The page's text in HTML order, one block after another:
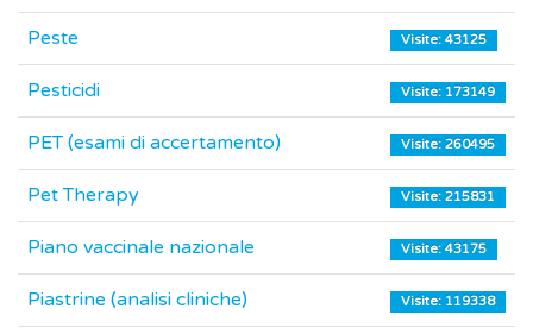
Peste Visite: 43125
Pesticidi Visite: 173149
PET (esami di accertamento) Visite: 260495
Pet Therapy Visite: 215831
Piano vaccinale nazionale Visite: 43175
Piastrine (analisi cliniche) Visite: 119338